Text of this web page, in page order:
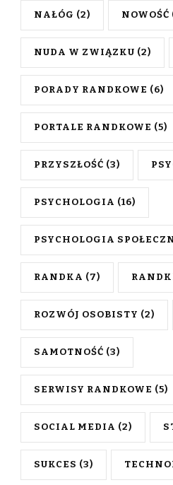
NAŁÓG (2) NOWOŚĆ
NUDA W ZWIĄZKU (2)
PORADY RANDKOWE (6)
PORTALE RANDKOWE (5)
PRZYSZŁOŚĆ (3)
PSYCHOLOGIA (16)
PSYCHOLOGIA
RANDKA (7)
ROZWÓJ OSOBISTY (2)
SAMOTNOŚĆ (3)
SERWISY RANDKOWE (5)
SOCIAL MEDIA (2)
SUKCES (3)